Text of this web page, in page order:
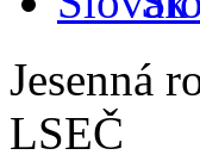
Jesenná
LSEČ